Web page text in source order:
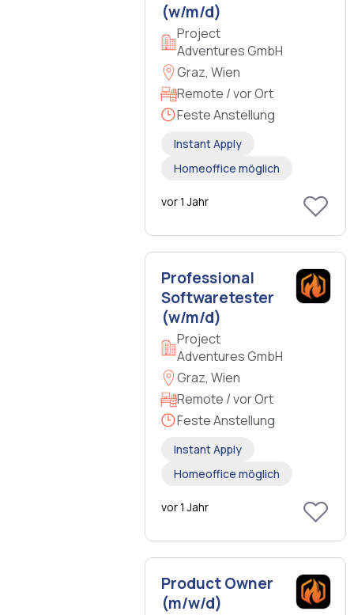
(w/m/d)
Project
Adventures GmbH
Graz, Wien
Remote / vor Ort
Feste Anstellung
Instant Apply
Homeoffice möglich
vor 1 Jahr
Professional
Softwaretester
(w/m/d)
Project
Adventures GmbH
Graz, Wien
Remote / vor Ort
Feste Anstellung
Instant Apply
Homeoffice möglich
vor 1 Jahr
Product Owner
(m/w/d)